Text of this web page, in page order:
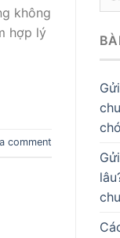
không
hợp lý
comment